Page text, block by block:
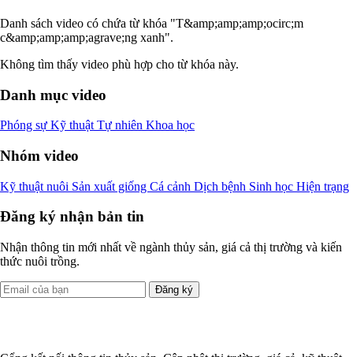
Danh sách video có chứa từ khóa "T&amp;amp;amp;ocirc;m
c&amp;amp;amp;agrave;ng xanh".
Không tìm thấy video phù hợp cho từ khóa này.
Danh mục video
Phóng sự Kỹ thuật Tự nhiên Khoa học
Nhóm video
Kỹ thuật nuôi Sản xuất giống Cá cảnh Dịch bệnh Sinh học Hiện trạng
Đăng ký nhận bản tin
Nhận thông tin mới nhất về ngành thủy sản, giá cả thị trường và kiến
thức nuôi trồng.
Đăng ký